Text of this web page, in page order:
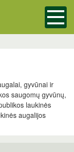
gyvūnai ir
saugomų gyvūnų,
laukinės
augalijos